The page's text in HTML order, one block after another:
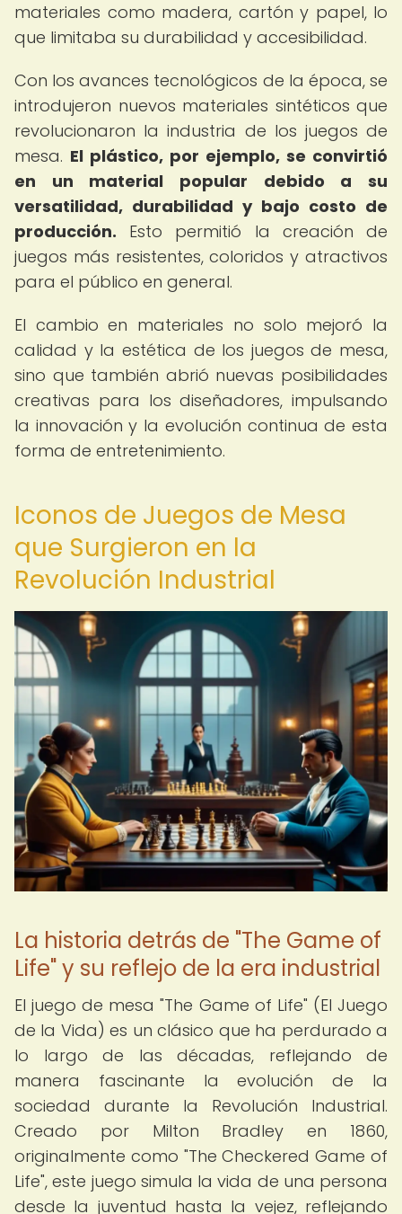
materiales como madera, cartón y papel, lo
que limitaba su durabilidad y accesibilidad.
Con los avances tecnológicos de la época, se
introdujeron nuevos materiales sintéticos que
revolucionaron la industria de los juegos de
mesa. El plástico, por ejemplo, se convirtió
en un material popular debido a su
versatilidad, durabilidad y bajo costo de
producción. Esto permitió la creación de
juegos más resistentes, coloridos y atractivos
para el público en general.
El cambio en materiales no solo mejoró la
calidad y la estética de los juegos de mesa,
sino que también abrió nuevas posibilidades
creativas para los diseñadores, impulsando
la innovación y la evolución continua de esta
forma de entretenimiento.
Iconos de Juegos de Mesa
que Surgieron en la
Revolución Industrial
La historia detrás de "The Game of
Life" y su reflejo de la era industrial
El juego de mesa "The Game of Life" (El Juego
de la Vida) es un clásico que ha perdurado a
lo largo de las décadas, reflejando de
manera fascinante la evolución de la
sociedad durante la Revolución Industrial.
Creado por Milton Bradley en 1860,
originalmente como "The Checkered Game of
Life", este juego simula la vida de una persona
desde la juventud hasta la vejez, reflejando